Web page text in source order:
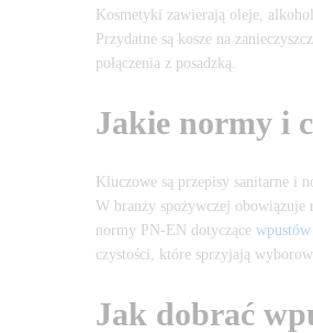
Kosmetyki zawierają oleje,
Przydatne są kosze na
połączenia z posadzką.
Jakie normy i
Kluczowe są przepisy sanitarne i
W branży spożywczej obowiązuje
normy PN-EN dotyczące wpustów
czystości, które sprzyjają
Jak dobrać